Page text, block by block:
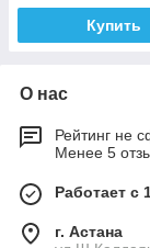
Купить
О нас
Рейтинг не
Менее 5
Работает с
г. Астана